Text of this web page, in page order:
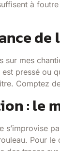
à
sur mes
pressé ou
Comptez
: le
s’improvise
Pour